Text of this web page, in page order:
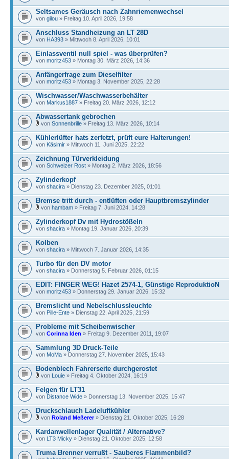
Seltsames Geräusch nach Zahnriemenwechsel
von gilou » Freitag 10. April 2026, 19:58
Anschluss Standheizung an LT 28D
von HA393 » Mittwoch 8. April 2026, 10:01
Einlassventil null spiel - was überprüfen?
von moritz453 » Montag 30. März 2026, 14:36
Anfängerfrage zum Dieselfilter
von moritz453 » Montag 3. November 2025, 22:28
Wischwasser/Waschwasserbehälter
von Markus1887 » Freitag 20. März 2026, 12:12
Abwassertank gebrochen
von Sonnenbrille » Freitag 13. März 2026, 10:14
Kühlerlüfter hats zerfetzt, prüft eure Halterungen!
von Käsimir » Mittwoch 11. Juni 2025, 22:22
Zeichnung Türverkleidung
von Schweizer Rost » Montag 2. März 2026, 18:56
Zylinderkopf
von shacira » Dienstag 23. Dezember 2025, 01:01
Bremse tritt durch - entlüften oder Hauptbremszylinder
von hambam » Freitag 7. Juni 2024, 14:28
Zylinderkopf Dv mit Hydrostößeln
von shacira » Montag 19. Januar 2026, 20:39
Kolben
von shacira » Mittwoch 7. Januar 2026, 14:35
Turbo für den DV motor
von shacira » Donnerstag 5. Februar 2026, 01:15
EDIT: FINGER WEG! Hazet 2574-1, Günstige ReproduktioN
von moritz453 » Donnerstag 29. Januar 2026, 15:32
Bremslicht und Nebelschlussleuchte
von Pille-Ente » Dienstag 22. April 2025, 21:59
Probleme mit Scheibenwischer
von Corinna Iden » Freitag 9. Dezember 2011, 19:07
Sammlung 3D Druck-Teile
von MoMa » Donnerstag 27. November 2025, 15:43
Bodenblech Fahrerseite durchgerostet
von Louie » Freitag 4. Oktober 2024, 16:19
Felgen für LT31
von Distance Wide » Donnerstag 13. November 2025, 15:47
Druckschlauch Ladeluftkühler
von Roland Meßerer» Dienstag 21. Oktober 2025, 16:28
Kardanwellenlager Qualität / Alternative?
von LT3 Micky » Dienstag 21. Oktober 2025, 12:58
Truma Brenner verrußt - Sauberes Flammenbild?